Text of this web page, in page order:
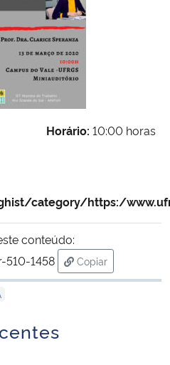
Horário: 10:00 horas
category/https:/
conteúdo:
1458
Copiar
para área de